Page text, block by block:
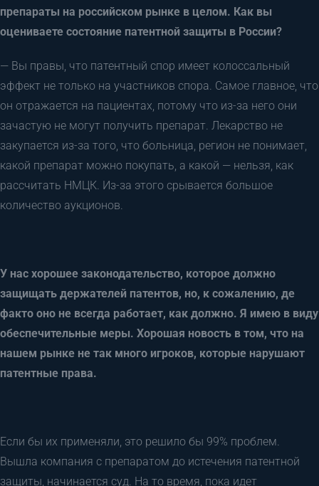
препараты на российском рынке в целом. Как вы
оцениваете состояние патентной защиты в России?
— Вы правы, что патентный спор имеет колоссальный
эффект не только на участников спора. Самое главное, что
он отражается на пациентах, потому что из-за него они
зачастую не могут получить препарат. Лекарство не
закупается из-за того, что больница, регион не понимает,
какой препарат можно покупать, а какой — нельзя, как
рассчитать НМЦК. Из-за этого срывается большое
количество аукционов.
У нас хорошее законодательство, которое должно
защищать держателей патентов, но, к сожалению, де
факто оно не всегда работает, как должно. Я имею в виду
обеспечительные меры. Хорошая новость в том, что на
нашем рынке не так много игроков, которые нарушают
патентные права.
Если бы их применяли, это решило бы 99% проблем.
Вышла компания с препаратом до истечения патентной
защиты, начинается суд. На то время, пока идет